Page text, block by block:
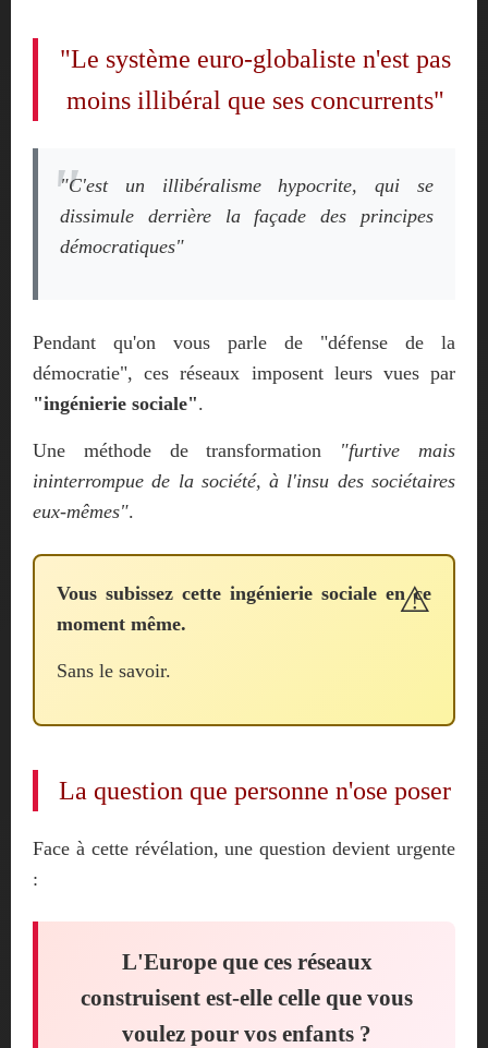
"Le système euro-globaliste n'est pas
moins illibéral que ses concurrents"
"C'est un illibéralisme hypocrite, qui se
dissimule derrière la façade des principes
démocratiques"
Pendant qu'on vous parle de "défense de la
démocratie", ces réseaux imposent leurs vues par
"ingénierie sociale".
Une méthode de transformation "furtive mais
ininterrompue de la société, à l'insu des sociétaires
eux-mêmes".
Vous subissez cette ingénierie sociale en ce
moment même.
Sans le savoir.
La question que personne n'ose poser
Face à cette révélation, une question devient urgente
:
L'Europe que ces réseaux
construisent est-elle celle que vous
voulez pour vos enfants ?